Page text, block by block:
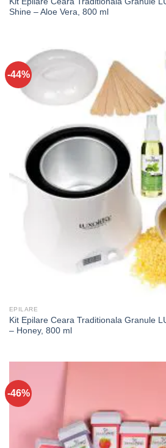
Shine – Aloe Vera, 800 ml
-44%
EPILARE
Kit Epilare Ceara Traditionala Granule
– Honey, 800 ml
-46%